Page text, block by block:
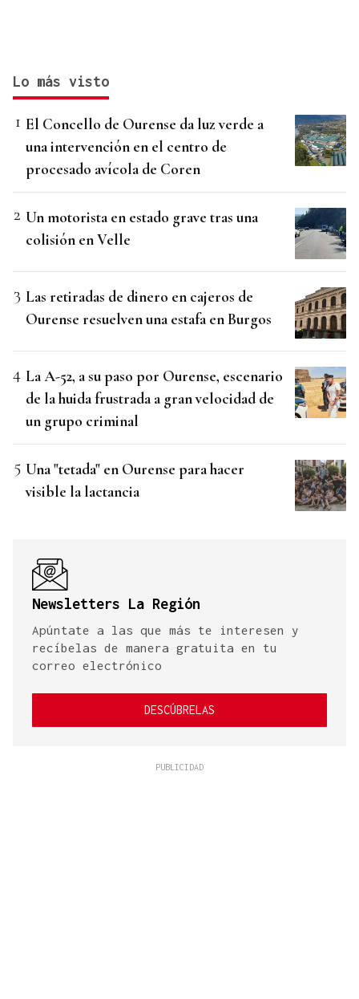
Lo más visto
El Concello de Ourense da luz verde a
una intervención en el centro de
procesado avícola de Coren
Un motorista en estado grave tras una
colisión en Velle
Las retiradas de dinero en cajeros de
Ourense resuelven una estafa en Burgos
La A-52, a su paso por Ourense, escenario
de la huida frustrada a gran velocidad de
un grupo criminal
Una "tetada" en Ourense para hacer
visible la lactancia
Newsletters La Región
Apúntate a las que más te interesen y
recíbelas de manera gratuita en tu
correo electrónico
DESCÚBRELAS